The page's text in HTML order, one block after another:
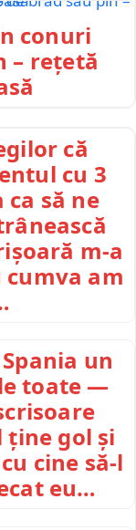
conuri
– rețetă
că
cu 3
să ne
m-a
am
un
toate —
ține gol și
cine să-l
eu…